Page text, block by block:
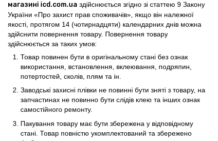
магазині icd.com.ua здійснюється згідно зі статтею 9 Закону
України «Про захист прав споживачів», якщо він належної
якості, протягом 14 (чотирнадцяти) календарних днів можна
здійснити повернення товару. Повернення товару
здійснюється за таких умов:
Товар повинен бути в оригінальному стані без ознак
використання, встановлення, вклеювання, подряпин,
потертостей, сколів, плям та ін.
Заводські захисні плівки не повинні бути зняті з товару, на
запчастинах не повинно бути слідів клею та інших ознак
самостійного ремонту.
Пакування товару має бути збережена у відповідному
стані. Товар повністю укомплектований та збережено